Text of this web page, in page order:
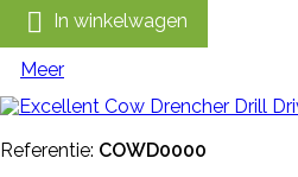
 In winkelwagen
Meer
Referentie: COWD0000